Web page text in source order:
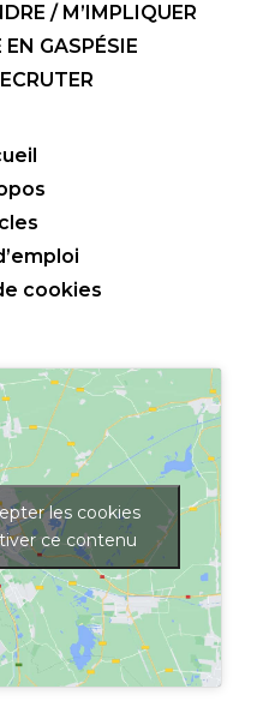
/ M’IMPLIQUER
GASPÉSIE
cookies
les cookies
ce contenu